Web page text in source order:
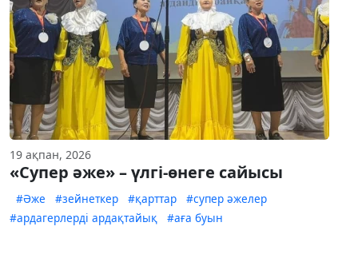
19 ақпан, 2026
«Супер әже» – үлгі-өнеге сайысы
#Әже #зейнеткер #қарттар
#супер әжелер
#ардагерлерді ардақтайық
#аға буын